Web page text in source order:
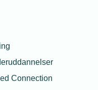
Connection